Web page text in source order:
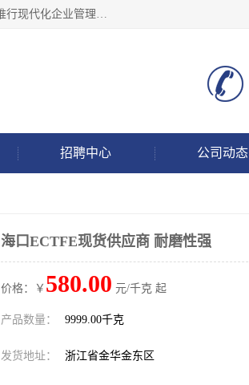
金华氟茂化工科技有限公司，位于浙江省的活力城市金华，公司集化工产品的技术研发、销售于一身，公司推行现代化企业管理理念，公司成立以来吸引了一批技术、业务、能力良好的科技人才，为多种产品的推广流通搭建良好的服务平台。我公司主要经营产品包括：PTFE微粉、FEP微粉、ECTFE、PES微粉等，这些产品由于具有、耐腐蚀、耐高温等性能而广泛应用于许多领域。
招聘中心 公司动态
海口ECTFE现货供应商 耐磨性强
价格：￥ 580.00 元/千克 起
产品数量： 9999.00千克
发货地址： 浙江省金华金东区